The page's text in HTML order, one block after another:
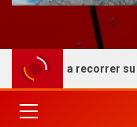
a recorrer su historia